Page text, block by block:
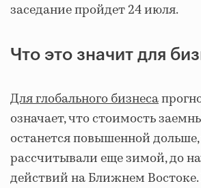
заседание пройдет 24 июля.
Что это значит для
Для глобального бизнеса
означает, что стоимость
останется повышенной
рассчитывали еще зимой, до
действий на Ближнем